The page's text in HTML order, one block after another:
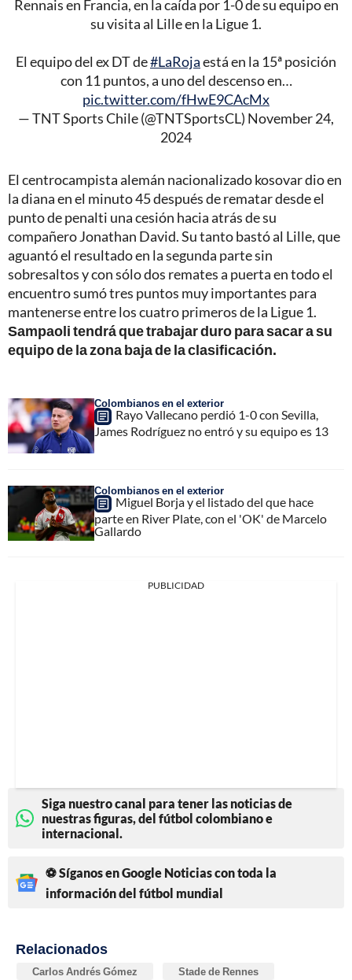
Rennais en Francia, en la caída por 1-0 de su equipo en
su visita al Lille en la Ligue 1.
El equipo del ex DT de#LaRojaestá en la 15ª posición
con 11 puntos, a uno del descenso en…
pic.twitter.com/fHwE9CAcMx
— TNT Sports Chile (@TNTSportsCL) November 24,
2024
El centrocampista alemán nacionalizado kosovar dio en
la diana en el minuto 45 después de rematar desde el
punto de penalti una cesión hacia atrás de su
compañero Jonathan David. Su tanto bastó al Lille, que
aguantó el resultado en la segunda parte sin
sobresaltos y con sólo dos remates a puerta en todo el
encuentro sumó tres puntos muy importantes para
mantenerse entre los cuatro primeros de la Ligue 1.
Sampaoli tendrá que trabajar duro para sacar a su
equipo de la zona baja de la clasificación.
Colombianos en el exterior
Rayo Vallecano perdió 1-0 con Sevilla,
James Rodríguez no entró y su equipo es 13
Colombianos en el exterior
Miguel Borja y el listado del que hace
parte en River Plate, con el 'OK' de Marcelo
Gallardo
PUBLICIDAD
Siga nuestro canal para tener las noticias de
nuestras figuras, del fútbol colombiano e
internacional.
⚽ Síganos en Google Noticias con toda la
información del fútbol mundial
Relacionados
Carlos Andrés Gómez Stade de Rennes